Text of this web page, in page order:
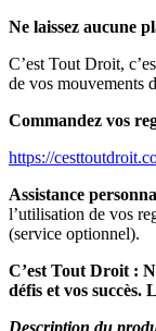
Ne laissez aucune
C’est Tout Droit,
de vos mouvements
Commandez vos
https://
Assistance
l’utilisation de vos
(service optionnel).
C’est Tout Droit :
défis et vos succès.
Description du